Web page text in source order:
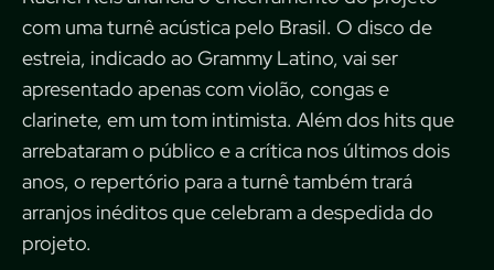
com uma turnê acústica pelo Brasil. O disco de
estreia, indicado ao Grammy Latino, vai ser
apresentado apenas com violão, congas e
clarinete, em um tom intimista. Além dos hits que
arrebataram o público e a crítica nos últimos dois
anos, o repertório para a turnê também trará
arranjos inéditos que celebram a despedida do
projeto.